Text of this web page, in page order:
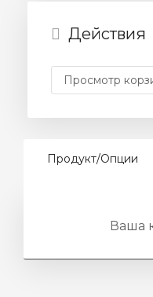
Действия
Продукт/Опции
Ваша